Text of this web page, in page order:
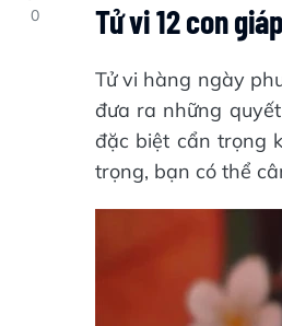
0 Tử vi 12 con
Tử vi hàng ngày
đưa ra những
đặc biệt cẩn trọng
trọng, bạn có thể